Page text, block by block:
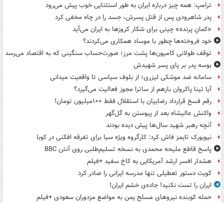
ترامپ: همه چیز درباره ایران به طور استثنایی خوب پیش می‌رود
پدر شاهرودی پس از قتل پسرش، جسد را در چاه مخفی کرد
«کمانِ پرنده» چینی برای شکار کروزها به ایران می‌آید
خود فروخته‌ها چطور با موساد همکاری می‌کردند؟
توقف طولانی کامیون‌ها پشت مرز؛ صورت‌حساب سنگینی که به اقتصاد می‌رسد
بوسه‌ پدر بر پای پسر شهیدش
سامانه ضد موشکی لیزری؛ از بلوف سیاسی تا واقعیت میدانی
آیا تینا پاکروان بازهم از ساترا مجوز فعالیت می‌گیرد؟
رقم فسخ قرارداد رضاییان با استقلال فقط ۱۰۰میلیون تومان!
واکنش عالیشاه بعد از پیوستن به گل‌گهر
آنچه رهبر شهید سال‌ها پیش دیده بودند
نیویورک تایمز فاش کرد: کارگروه ویژه سیا برای تفرقه افکنی در کوبا
پاسخ قاطع ملیحه محمدی به نسخه تسلیم‌طلبی روی آنتن BBC
هشدار افسر ارشد آمریکایی به کاخ سفید +فیلم
کویت دستور تعطیلی تنها مدرسه ایرانی را صادر کرد
ایران را تست نکنید! جاده‌ی خشم ایران!
حمله کوبنده نیروهای مسلح یمن به مواضع مزدوران سعودی +فیلم